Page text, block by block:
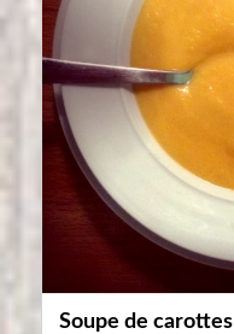
Soupe de carottes